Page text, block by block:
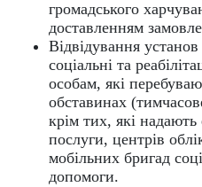
громадського
доставленням
Відвідування
соціальні та
особам, які
обставинах
крім тих, які надають
послуги, центрів
мобільних бригад
допомоги.